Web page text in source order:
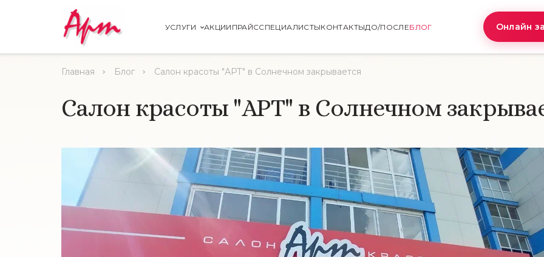
УСЛУГИ АКЦИИ ПРАЙССПЕЦИАЛИСТЫКОНТАКТЫДО/ПОСЛЕБЛОГ Онлайн
Главная Блог Салон красоты "АРТ" в Солнечном закрывается
Салон красоты "АРТ" в Солнечном